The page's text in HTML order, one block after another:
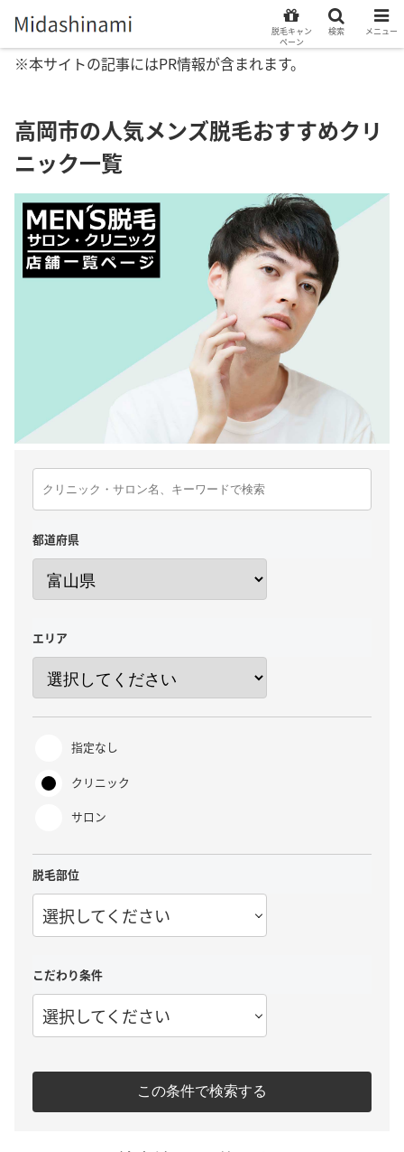
※本サイトの記事にはPR情報が含まれます。
高岡市の人気メンズ脱毛おすすめクリ
ニック一覧
都道府県
エリア
指定なし
クリニック
サロン
脱毛部位
選択してください
こだわり条件
選択してください
この条件で検索する
脱毛キャン
ペーン
検索 メニュー